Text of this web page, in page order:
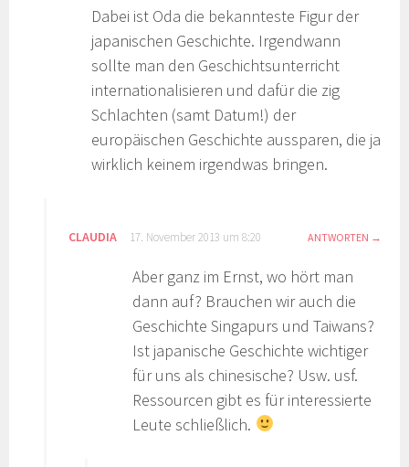
Dabei ist Oda die bekannteste Figur der
japanischen Geschichte. Irgendwann
sollte man den Geschichtsunterricht
internationalisieren und dafür die zig
Schlachten (samt Datum!) der
europäischen Geschichte aussparen, die ja
wirklich keinem irgendwas bringen.
CLAUDIA 17. November 2013 um 8:20 ANTWORTEN
Aber ganz im Ernst, wo hört man
dann auf? Brauchen wir auch die
Geschichte Singapurs und Taiwans?
Ist japanische Geschichte wichtiger
für uns als chinesische? Usw. usf.
Ressourcen gibt es für interessierte
Leute schließlich.